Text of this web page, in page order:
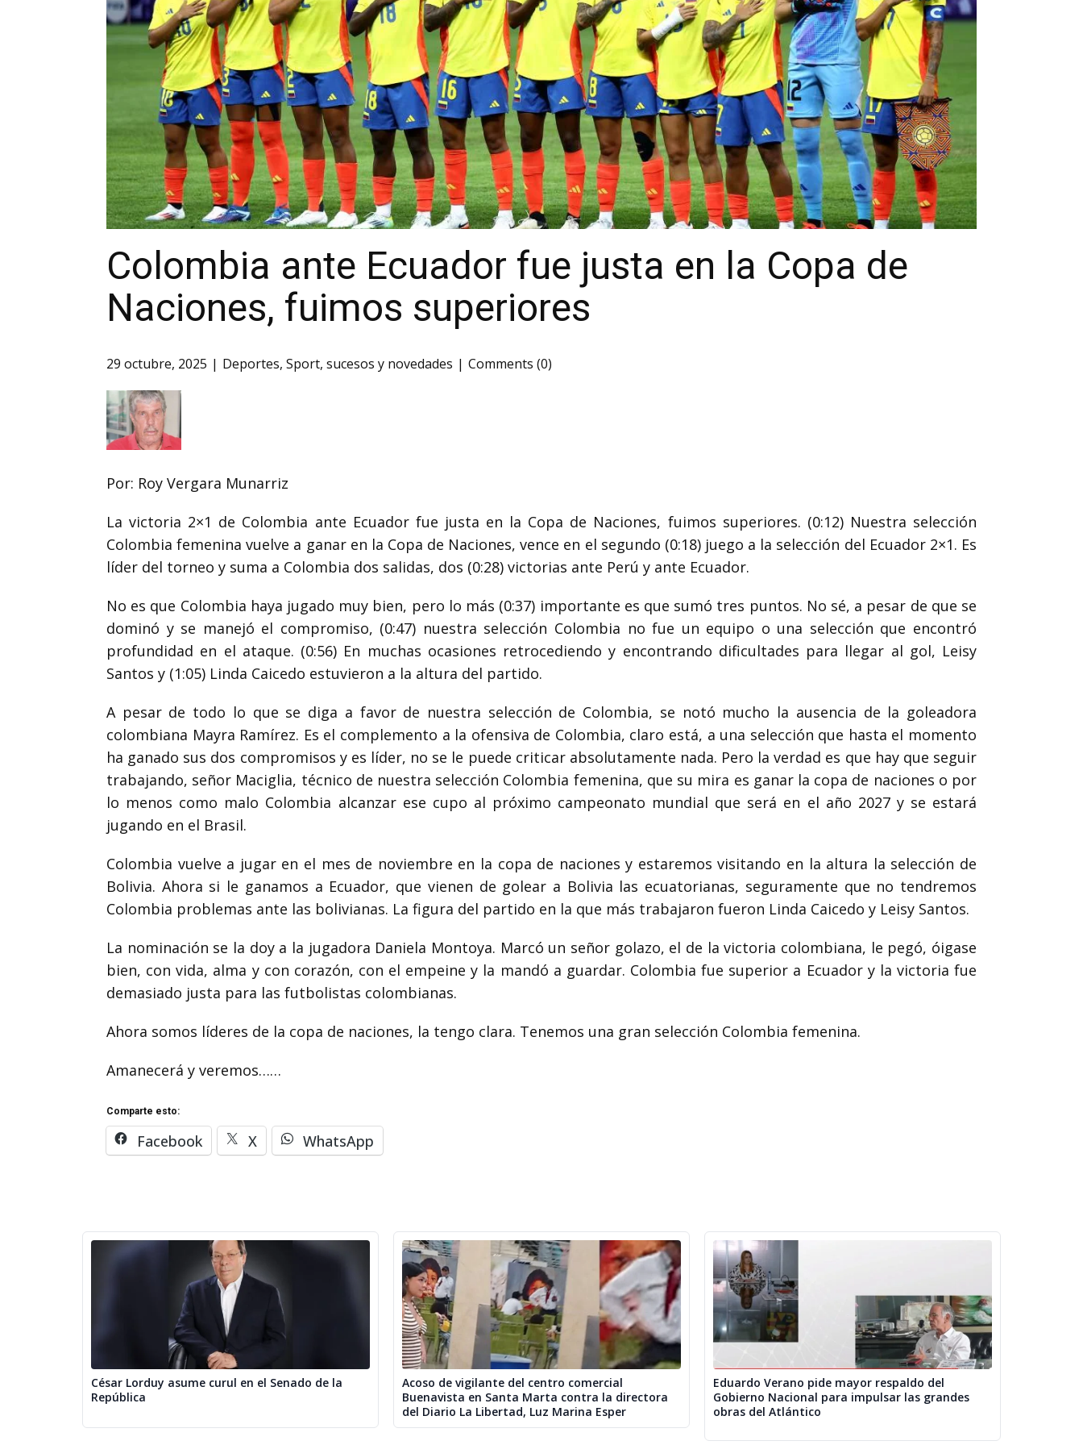
Colombia ante Ecuador fue justa en la Copa de
Naciones, fuimos superiores
29 octubre, 2025 Deportes, Sport, sucesos y novedades Comments (0)
Por: Roy Vergara Munarriz
La victoria 2×1 de Colombia ante Ecuador fue justa en la Copa de Naciones, fuimos superiores. (0:12) Nuestra selección
Colombia femenina vuelve a ganar en la Copa de Naciones, vence en el segundo (0:18) juego a la selección del Ecuador 2×1. Es
líder del torneo y suma a Colombia dos salidas, dos (0:28) victorias ante Perú y ante Ecuador.
No es que Colombia haya jugado muy bien, pero lo más (0:37) importante es que sumó tres puntos. No sé, a pesar de que se
dominó y se manejó el compromiso, (0:47) nuestra selección Colombia no fue un equipo o una selección que encontró
profundidad en el ataque. (0:56) En muchas ocasiones retrocediendo y encontrando dificultades para llegar al gol, Leisy
Santos y (1:05) Linda Caicedo estuvieron a la altura del partido.
A pesar de todo lo que se diga a favor de nuestra selección de Colombia, se notó mucho la ausencia de la goleadora
colombiana Mayra Ramírez. Es el complemento a la ofensiva de Colombia, claro está, a una selección que hasta el momento
ha ganado sus dos compromisos y es líder, no se le puede criticar absolutamente nada. Pero la verdad es que hay que seguir
trabajando, señor Maciglia, técnico de nuestra selección Colombia femenina, que su mira es ganar la copa de naciones o por
lo menos como malo Colombia alcanzar ese cupo al próximo campeonato mundial que será en el año 2027 y se estará
jugando en el Brasil.
Colombia vuelve a jugar en el mes de noviembre en la copa de naciones y estaremos visitando en la altura la selección de
Bolivia. Ahora si le ganamos a Ecuador, que vienen de golear a Bolivia las ecuatorianas, seguramente que no tendremos
Colombia problemas ante las bolivianas. La figura del partido en la que más trabajaron fueron Linda Caicedo y Leisy Santos.
La nominación se la doy a la jugadora Daniela Montoya. Marcó un señor golazo, el de la victoria colombiana, le pegó, óigase
bien, con vida, alma y con corazón, con el empeine y la mandó a guardar. Colombia fue superior a Ecuador y la victoria fue
demasiado justa para las futbolistas colombianas.
Ahora somos líderes de la copa de naciones, la tengo clara. Tenemos una gran selección Colombia femenina.
Amanecerá y veremos……
Comparte esto:
Facebook X WhatsApp
César Lorduy asume curul en el Senado de la
República
Acoso de vigilante del centro comercial
Buenavista en Santa Marta contra la directora
del Diario La Libertad, Luz Marina Esper
Eduardo Verano pide mayor respaldo del
Gobierno Nacional para impulsar las grandes
obras del Atlántico